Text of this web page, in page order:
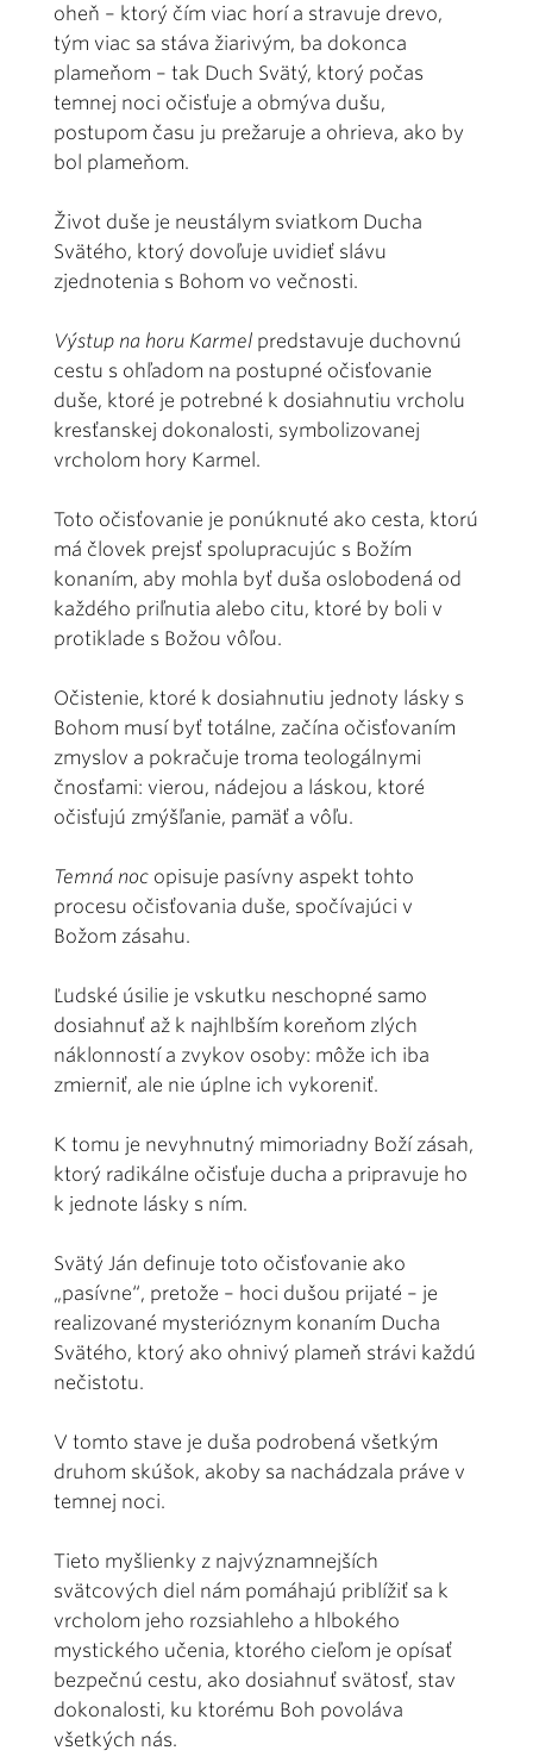
oheň – ktorý čím viac horí a stravuje drevo,
tým viac sa stáva žiarivým, ba dokonca
plameňom – tak Duch Svätý, ktorý počas
temnej noci očisťuje a obmýva dušu,
postupom času ju prežaruje a ohrieva, ako by
bol plameňom.
Život duše je neustálym sviatkom Ducha
Svätého, ktorý dovoľuje uvidieť slávu
zjednotenia s Bohom vo večnosti.
Výstup na horu Karmel predstavuje duchovnú
cestu s ohľadom na postupné očisťovanie
duše, ktoré je potrebné k dosiahnutiu vrcholu
kresťanskej dokonalosti, symbolizovanej
vrcholom hory Karmel.
Toto očisťovanie je ponúknuté ako cesta, ktorú
má človek prejsť spolupracujúc s Božím
konaním, aby mohla byť duša oslobodená od
každého priľnutia alebo citu, ktoré by boli v
protiklade s Božou vôľou.
Očistenie, ktoré k dosiahnutiu jednoty lásky s
Bohom musí byť totálne, začína očisťovaním
zmyslov a pokračuje troma teologálnymi
čnosťami: vierou, nádejou a láskou, ktoré
očisťujú zmýšľanie, pamäť a vôľu.
Temná noc opisuje pasívny aspekt tohto
procesu očisťovania duše, spočívajúci v
Božom zásahu.
Ľudské úsilie je vskutku neschopné samo
dosiahnuť až k najhlbším koreňom zlých
náklonností a zvykov osoby: môže ich iba
zmierniť, ale nie úplne ich vykoreniť.
K tomu je nevyhnutný mimoriadny Boží zásah,
ktorý radikálne očisťuje ducha a pripravuje ho
k jednote lásky s ním.
Svätý Ján definuje toto očisťovanie ako
„pasívne“, pretože – hoci dušou prijaté – je
realizované mysterióznym konaním Ducha
Svätého, ktorý ako ohnivý plameň strávi každú
nečistotu.
V tomto stave je duša podrobená všetkým
druhom skúšok, akoby sa nachádzala práve v
temnej noci.
Tieto myšlienky z najvýznamnejších
svätcových diel nám pomáhajú priblížiť sa k
vrcholom jeho rozsiahleho a hlbokého
mystického učenia, ktorého cieľom je opísať
bezpečnú cestu, ako dosiahnuť svätosť, stav
dokonalosti, ku ktorému Boh povoláva
všetkých nás.